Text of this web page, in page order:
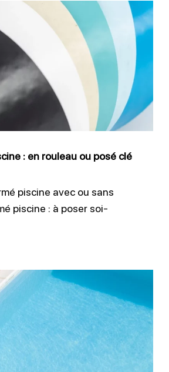
: en rouleau ou posé clé
piscine avec ou sans
piscine : à poser soi-